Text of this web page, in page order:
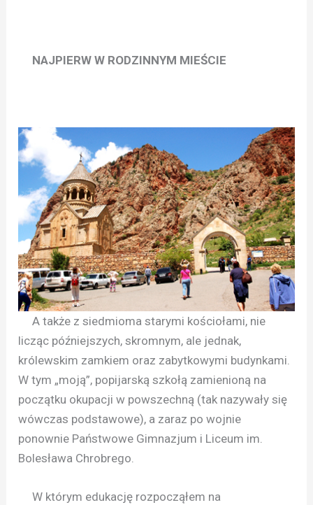
NAJPIERW W RODZINNYM MIEŚCIE
A także z siedmioma starymi kościołami, nie
licząc późniejszych, skromnym, ale jednak,
królewskim zamkiem oraz zabytkowymi budynkami.
W tym „moją”, popijarską szkołą zamienioną na
początku okupacji w powszechną (tak nazywały się
wówczas podstawowe), a zaraz po wojnie
ponownie Państwowe Gimnazjum i Liceum im.
Bolesława Chrobrego.
W którym edukację rozpocząłem na